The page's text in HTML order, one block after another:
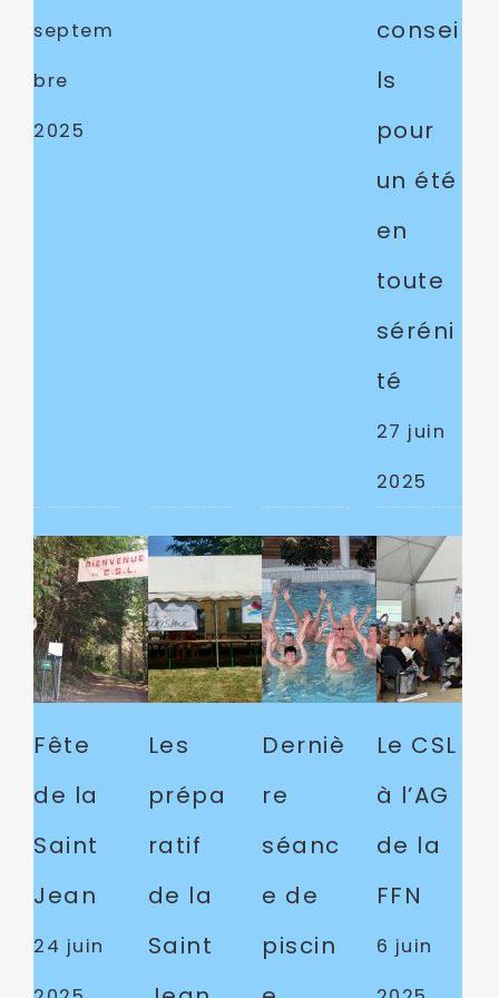
septem
bre
2025
consei
ls
pour
un été
en
toute
séréni
té
27 juin
2025
Fête
de la
Saint
Jean
24 juin
Les
prépa
ratif
de la
Saint
Derniè
re
séanc
e de
piscin
Le CSL
à l’AG
de la
FFN
6 juin